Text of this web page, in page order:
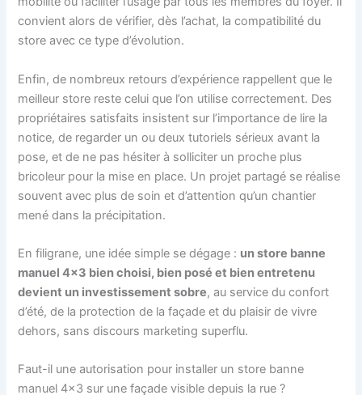
convient alors de vérifier, dès l’achat, la compatibilité du
store avec ce type d’évolution.
Enfin, de nombreux retours d’expérience rappellent que le
meilleur store reste celui que l’on utilise correctement. Des
propriétaires satisfaits insistent sur l’importance de lire la
notice, de regarder un ou deux tutoriels sérieux avant la
pose, et de ne pas hésiter à solliciter un proche plus
bricoleur pour la mise en place. Un projet partagé se réalise
souvent avec plus de soin et d’attention qu’un chantier
mené dans la précipitation.
En filigrane, une idée simple se dégage : un store banne
manuel 4×3 bien choisi, bien posé et bien entretenu
devient un investissement sobre, au service du confort
d’été, de la protection de la façade et du plaisir de vivre
dehors, sans discours marketing superflu.
Faut-il une autorisation pour installer un store banne
manuel 4×3 sur une façade visible depuis la rue ?